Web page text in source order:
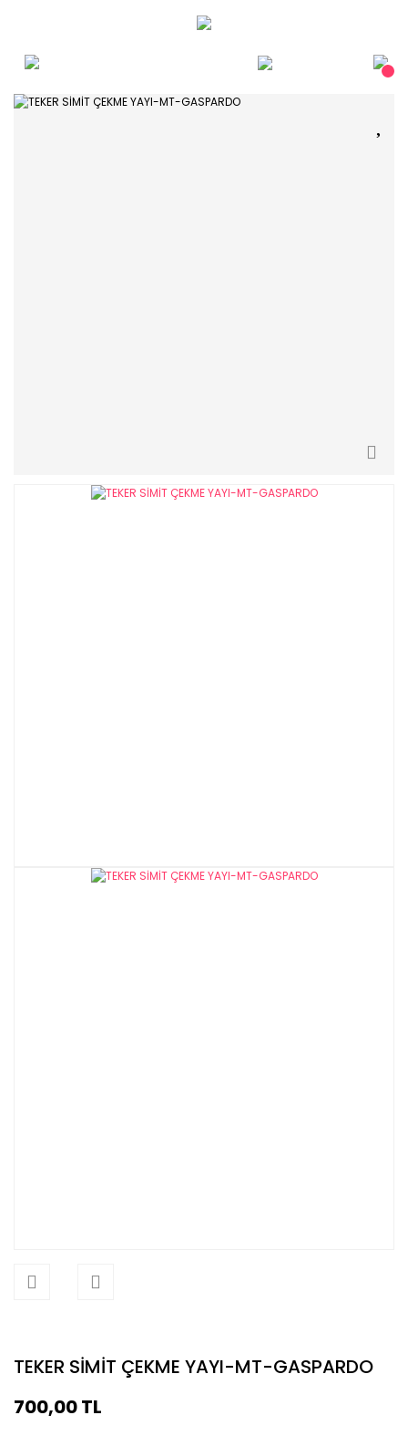
TEKER SİMİT ÇEKME YAYI-MT-GASPARDO
700,00 TL